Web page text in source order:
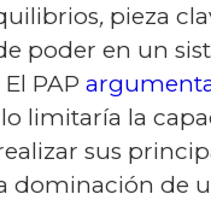
, pieza
poder en un
El PAP
limitaría la
sus
dominación de